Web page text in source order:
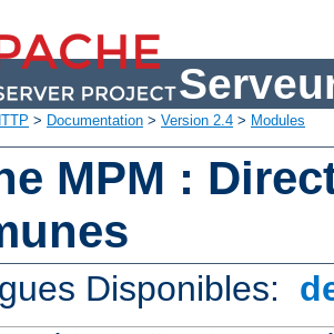
> Documentation > Version 2.4 > Modules
MPM :
Disponibles: